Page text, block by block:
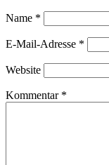
Name *
E-Mail-Adresse *
Website
Kommentar *